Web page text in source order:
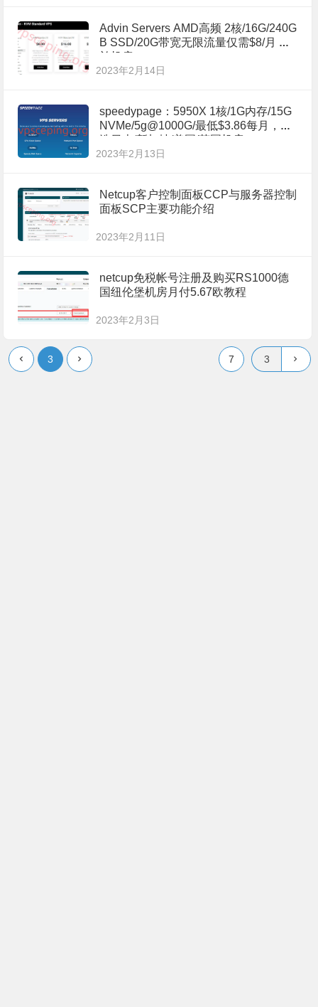
Advin Servers AMD高频 2核/16G/240G
B SSD/20G带宽无限流量仅需$8/月 荷
兰机房
2023年2月14日
speedypage：5950X 1核/1G内存/15G
NVMe/5g@1000G/最低$3.86每月，可
选日本/新加坡/美国/英国机房
2023年2月13日
Netcup客户控制面板CCP与服务器控制
面板SCP主要功能介绍
2023年2月11日
netcup免税帐号注册及购买RS1000德
国纽伦堡机房月付5.67欧教程
2023年2月3日
7
3